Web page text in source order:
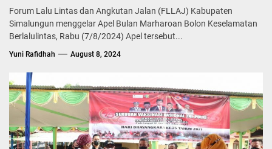
Forum Lalu Lintas dan Angkutan Jalan (FLLAJ) Kabupaten
Simalungun menggelar Apel Bulan Marharoan Bolon Keselamatan
Berlalulintas, Rabu (7/8/2024) Apel tersebut...
Yuni Rafidhah August 8, 2024